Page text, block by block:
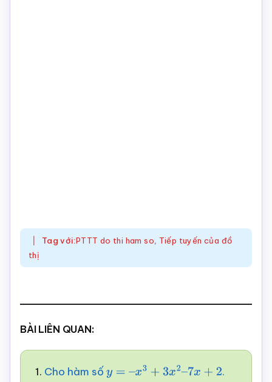
Tag với:PTTT do thi ham so, Tiếp tuyến của đồ
thị
BÀI LIÊN QUAN:
1. Cho hàm số y =– x3+3x2–7x+2
.